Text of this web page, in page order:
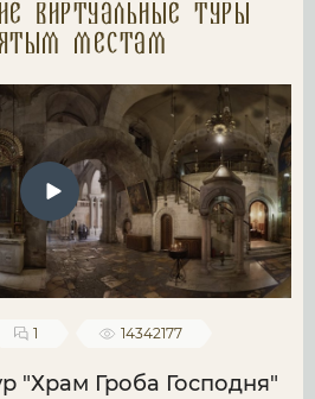
Виртуальные туры
местам
1 14342177
"Храм Гроба Господня"